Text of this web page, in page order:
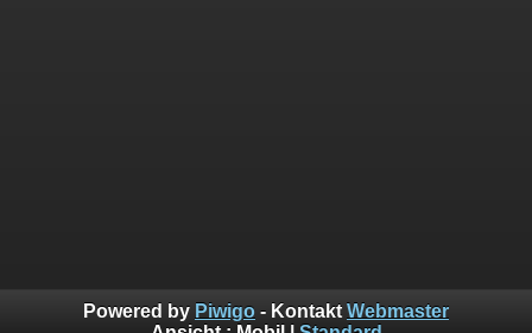
Powered by Piwigo - Kontakt Webmaster